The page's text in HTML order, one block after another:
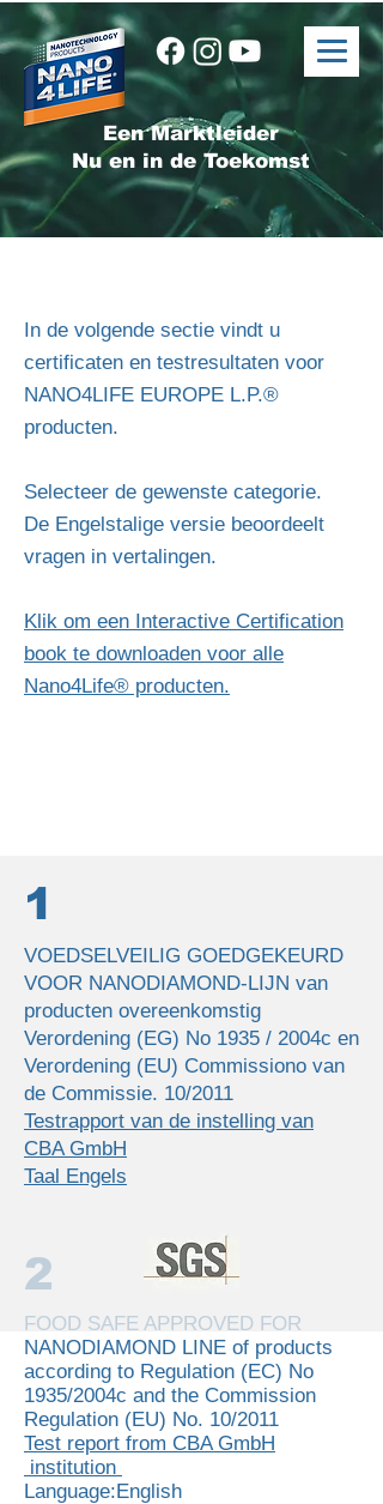
Een Marktleider
Nu en in de Toekomst
In de volgende sectie vindt u
certificaten en testresultaten voor
NANO4LIFE EUROPE L.P.®
producten.
Selecteer de gewenste categorie.
De Engelstalige versie beoordeelt
vragen in vertalingen.
Klik om een Interactive Certification
book te downloaden voor alle
Nano4Life® producten.
2
FOOD SAFE APPROVED FOR
NANODIAMOND LINE of products
according to Regulation (EC) Νο
1935/2004c and the Commission
Regulation (EU) Νο. 10/2011
Test report from CBA GmbH
institution
Language:English
1
VOEDSELVEILIG GOEDGEKEURD
VOOR NANODIAMOND-LIJN van
producten overeenkomstig
Verordening (EG) Νο 1935 / 2004c en
Verordening (EU) Commissionο van
de Commissie. 10/2011
Testrapport van de instelling van
CBA GmbH
Taal Engels